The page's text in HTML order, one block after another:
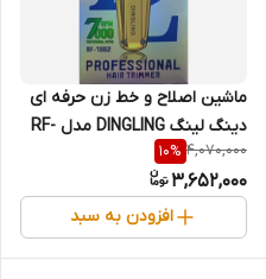
ماشین اصلاح و خط زن حرفه ای
دینگ لینگ DINGLING مدل RF-
1862 (قسطی)
4,070,000
10%
3,652,000
افزودن به سبد